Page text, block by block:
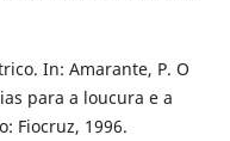
In: Amarante, P. O
para a loucura e a
Fiocruz, 1996.